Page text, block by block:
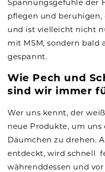
Spannungsgefühle der
pflegen und
und ist vielleicht nicht
mit MSM, sondern bald
gespannt.
Wie Pech und
sind wir immer
Wer uns kennt, der
neue Produkte, um
Däumchen zu drehen.
entdeckt, wird schnell
währenddessen und